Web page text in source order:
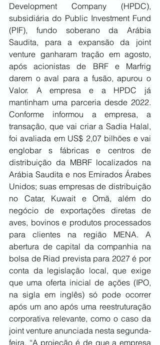
Development Company (HPDC),
subsidiária do Public Investment Fund
(PIF), fundo soberano da Arábia
Saudita, para a expansão da joint
venture ganharam tração em agosto,
após acionistas de BRF e Marfrig
darem o aval para a fusão, apurou o
Valor. A empresa e a HPDC já
mantinham uma parceria desde 2022.
Conforme informou a empresa, a
transação, que vai criar a Sadia Halal,
foi avaliada em US$ 2,07 bilhões e vai
englobar s fábricas e centros de
distribuição da MBRF localizados na
Arábia Saudita e nos Emirados Árabes
Unidos; suas empresas de distribuição
no Catar, Kuwait e Omã, além do
negócio de exportações diretas de
aves, bovinos e produtos processados
para clientes na região MENA. A
abertura de capital da companhia na
bolsa de Riad prevista para 2027 é por
conta da legislação local, que exige
que uma oferta inicial de ações (IPO,
na sigla em inglês) só pode ocorrer
após um ano após uma reestruturação
corporativa relevante, como o caso da
joint venture anunciada nesta segunda-
feira. “A projeção é de que a empresa